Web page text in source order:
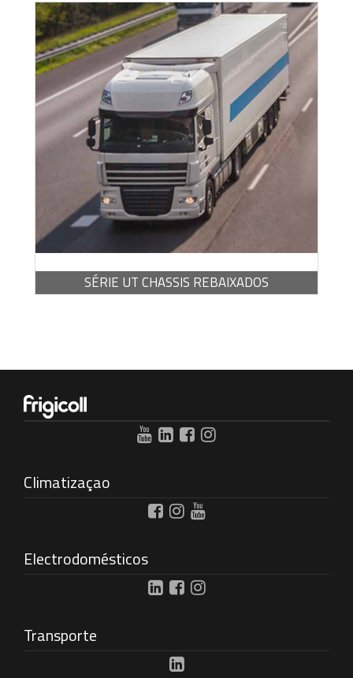
SÉRIE UT CHASSIS REBAIXADOS
BROCHURA -PDF / 7,10 MB
Climatizaçao
Electrodomésticos
Transporte